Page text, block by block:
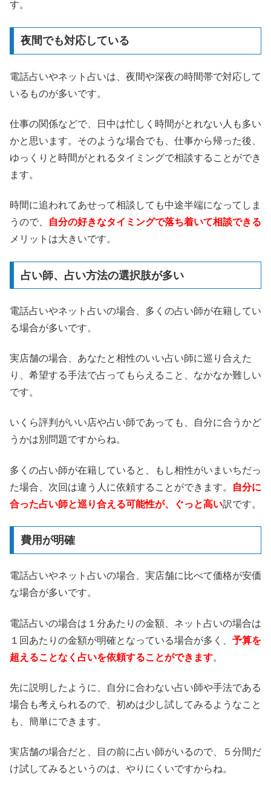
す。
夜間でも対応している
電話占いやネット占いは、夜間や深夜の時間帯で対応して
いるものが多いです。
仕事の関係などで、日中は忙しく時間がとれない人も多い
かと思います。そのような場合でも、仕事から帰った後、
ゆっくりと時間がとれるタイミングで相談することができ
ます。
時間に追われてあせって相談しても中途半端になってしま
うので、
自分の好きなタイミングで落ち着いて相談できる
メリットは大きいです。
占い師、占い方法の選択肢が多い
電話占いやネット占いの場合、多くの占い師が在籍してい
る場合が多いです。
実店舗の場合、あなたと相性のいい占い師に巡り合えた
り、希望する手法で占ってもらえること、なかなか難しい
です。
いくら評判がいい店や占い師であっても、自分に合うかど
うかは別問題ですからね。
多くの占い師が在籍していると、もし相性がいまいちだっ
た場合、次回は違う人に依頼することができます。
自分に
合った占い師と巡り合える可能性が、ぐっと高い訳です。
費用が明確
電話占いやネット占いの場合、実店舗に比べて価格が安価
な場合が多いです。
電話占いの場合は１分あたりの金額、ネット占いの場合は
１回あたりの金額が明確となっている場合が多く、 予算を
超えることなく占いを依頼することができます。
先に説明したように、自分に合わない占い師や手法である
場合も考えられるので、初めは少し試してみるようなこと
も、簡単にできます。
実店舗の場合だと、目の前に占い師がいるので、５分間だ
け試してみるというのは、やりにくいですからね。